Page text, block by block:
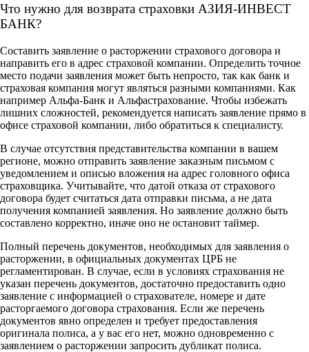
Что нужно для возврата страховки АЗИЯ-ИНВЕСТ
БАНК?
Составить заявление о расторжении страхового договора и
направить его в адрес страховой компании. Определить точное
место подачи заявления может быть непросто, так как банк и
страховая компания могут являться разными компаниями. Как
например Альфа-Банк и Альфастрахование. Чтобы избежать
лишних сложностей, рекомендуется написать заявление прямо в
офисе страховой компании, либо обратиться к специалисту.
В случае отсутствия представительства компании в вашем
регионе, можно отправить заявление заказным письмом с
уведомлением и описью вложения на адрес головного офиса
страховщика. Учитывайте, что датой отказа от страхового
договора будет считаться дата отправки письма, а не дата
получения компанией заявления. Но заявление должно быть
составлено корректно, иначе оно не остановит таймер.
Полный перечень документов, необходимых для заявления о
расторжении, в официальных документах ЦРБ не
регламентирован. В случае, если в условиях страхования не
указан перечень документов, достаточно предоставить одно
заявление с информацией о страхователе, номере и дате
расторгаемого договора страхования. Если же перечень
документов явно определен и требует предоставления
оригинала полиса, а у вас его нет, можно одновременно с
заявлением о расторжении запросить дубликат полиса.